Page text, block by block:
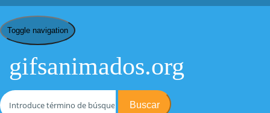
Toggle navigation
gifsanimados.org
Buscar